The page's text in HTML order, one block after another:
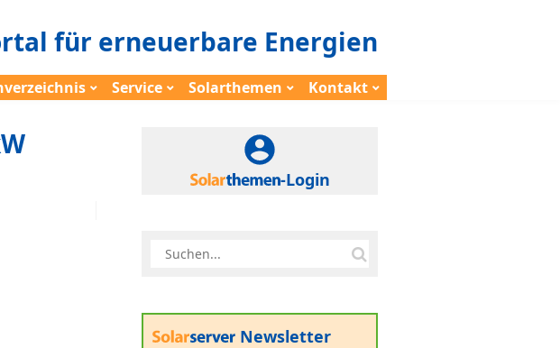
für erneuerbare Energien
Service Solarthemen Kontakt
-Login
Newsletter